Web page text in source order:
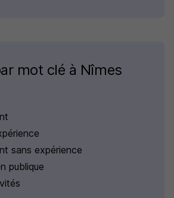
mot clé à Nîmes
sans expérience
publique